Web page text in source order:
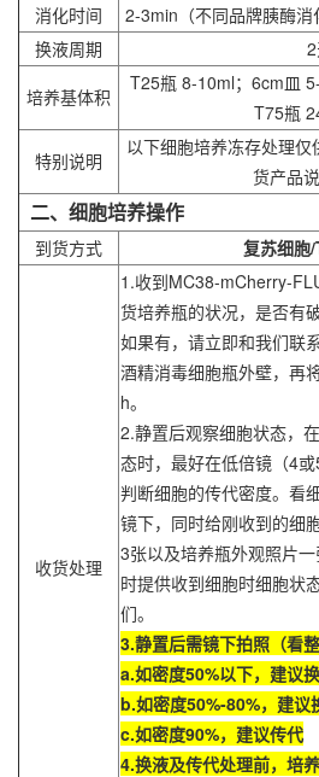
消化时间
2-3min（不同品牌胰酶消
换液周期
培养基体积
T25瓶 8-10ml；6cm皿
T75瓶
特别说明
以下细胞培养冻存处理
货产品
二、细胞培养操作
到货方式 复苏细胞
收货处理
1.收到MC38-mCherry-
货培养瓶的状况，是否有
如果有，请立即和我们联
酒精消毒细胞瓶外壁，再
h。
2.静置后观察细胞状态，
态时，最好在低倍镜（4
判断细胞的传代密度。看
镜下，同时给刚收到的细
3张以及培养瓶外观照片
时提供收到细胞时细胞状
们。
3.静置后需镜下拍照（看整
a.如密度50%以下，建议
b.如密度50%-80%，建议
c.如密度90%，建议传代
4.换液及传代处理前，培